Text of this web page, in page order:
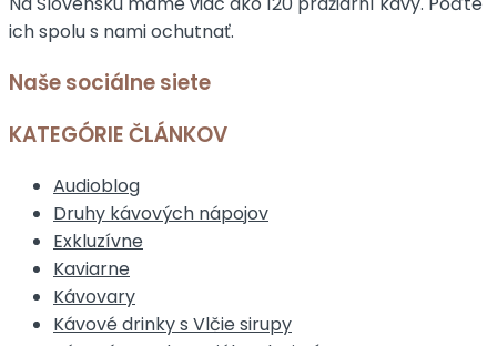
ich spolu s nami ochutnať.
Naše sociálne siete
KATEGÓRIE ČLÁNKOV
Audioblog
Druhy kávových nápojov
Exkluzívne
Kaviarne
Kávovary
Kávové drinky s Vlčie sirupy